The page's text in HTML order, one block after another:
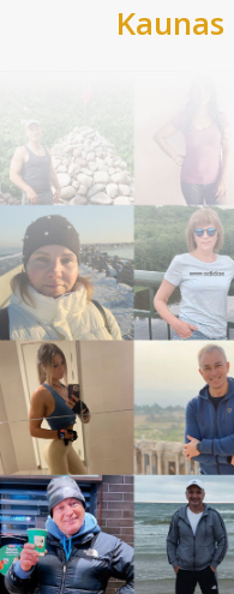
Kaunas